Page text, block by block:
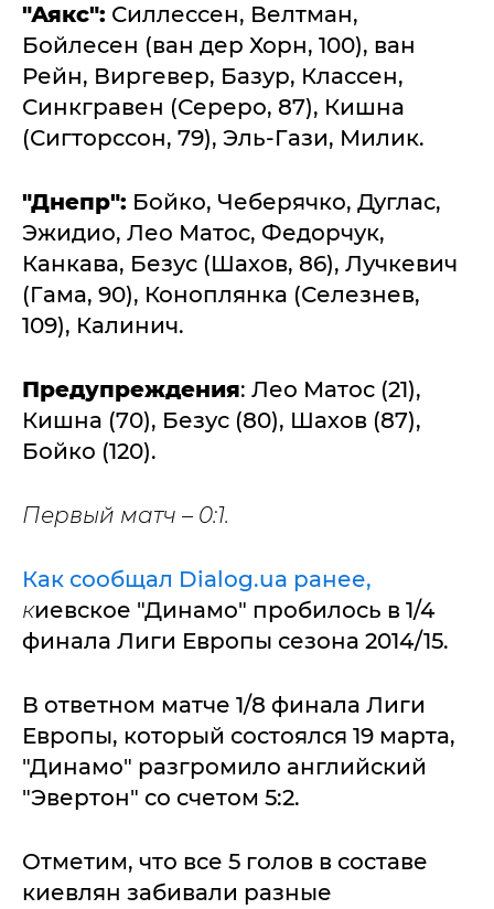
"Аякс": Силлессен, Велтман,
Бойлесен (ван дер Хорн, 100), ван
Рейн, Виргевер, Базур, Классен,
Синкгравен (Сереро, 87), Кишна
(Сигторссон, 79), Эль-Гази, Милик.
"Днепр": Бойко, Чеберячко, Дуглас,
Эжидио, Лео Матос, Федорчук,
Канкава, Безус (Шахов, 86), Лучкевич
(Гама, 90), Коноплянка (Селезнев,
109), Калинич.
Предупреждения: Лео Матос (21),
Кишна (70), Безус (80), Шахов (87),
Бойко (120).
Первый матч – 0:1.
Как сообщал Dialog.ua ранее,
киевское "Динамо" пробилось в 1/4
финала Лиги Европы сезона 2014/15.
В ответном матче 1/8 финала Лиги
Европы, который состоялся 19 марта,
"Динамо" разгромило английский
"Эвертон" со счетом 5:2.
Отметим, что все 5 голов в составе
киевлян забивали разные